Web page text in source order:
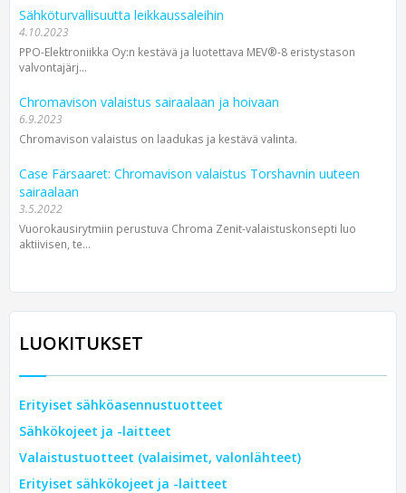
Sähköturvallisuutta leikkaussaleihin
4.10.2023
PPO-Elektroniikka Oy:n kestävä ja luotettava MEV®-8 eristystason
valvontajärj...
Chromavison valaistus sairaalaan ja hoivaan
6.9.2023
Chromavison valaistus on laadukas ja kestävä valinta.
Case Färsaaret: Chromavison valaistus Torshavnin uuteen
sairaalaan
3.5.2022
Vuorokausirytmiin perustuva Chroma Zenit-valaistuskonsepti luo
aktiivisen, te...
LUOKITUKSET
Erityiset sähköasennustuotteet
Sähkökojeet ja -laitteet
Valaistustuotteet (valaisimet, valonlähteet)
Erityiset sähkökojeet ja -laitteet